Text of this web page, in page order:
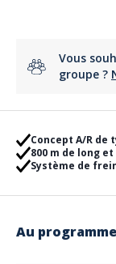
Vous
groupe ?
Concept A/R de
800 m de long
Système de
Au programme